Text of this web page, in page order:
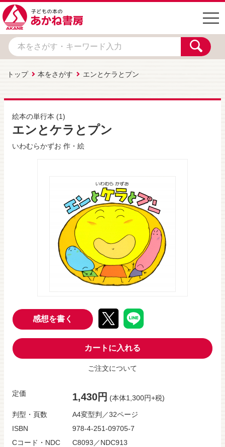
トップ 本をさがす エンとケラとプン
絵本の単行本 (1)
エンとケラとプン
いわむらかずお 作・絵
感想を書く
カートに入れる
ご注文について
定価 1,430円 (本体1,300円+税)
判型・頁数
A4変型判／32ページ
ISBN
978-4-251-09705-7
Cコード・NDC
C8093／NDC913